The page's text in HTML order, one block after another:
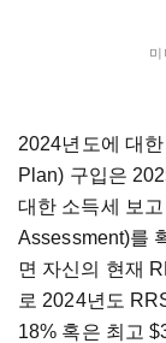
2024년도에 대
Plan) 구입은
대한 소득세 보
Assessment)를
면 자신의 현재
로 2024년도
18% 혹은 최고